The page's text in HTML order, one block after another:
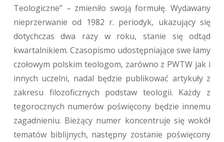
Teologiczne” – zmieniło swoją formułę. Wydawany
nieprzerwanie od 1982 r. periodyk, ukazujący się
dotychczas dwa razy w roku, stanie się odtąd
kwartalnikiem. Czasopismo udostępniające swe łamy
czołowym polskim teologom, zarówno z PWTW jak i
innych uczelni, nadal będzie publikować artykuły z
zakresu filozoficznych podstaw teologii. Każdy z
tegorocznych numerów poświęcony będzie innemu
zagadnieniu. Bieżący numer koncentruje się wokół
tematów biblijnych, następny zostanie poświęcony